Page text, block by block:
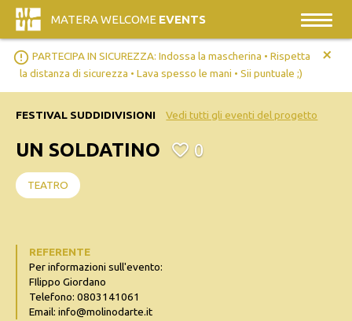
MATERA WELCOME EVENTS
error_outline PARTECIPA IN SICUREZZA: Indossa la mascherina • Rispetta
la distanza di sicurezza • Lava spesso le mani • Sii puntuale ;)
+
FESTIVAL SUDDIDIVISIONI Vedi tutti gli eventi del progetto
UN SOLDATINO 0
TEATRO
REFERENTE
Per informazioni sull'evento:
FIlippo Giordano
Telefono: 0803141061
Email: info@molinodarte.it